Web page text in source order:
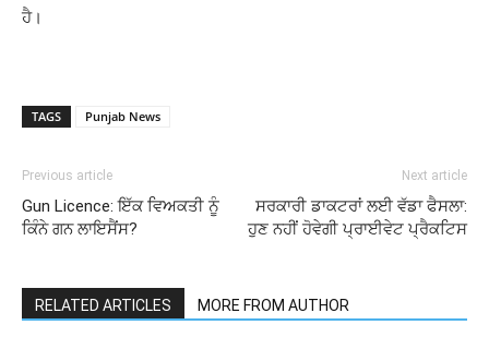
ਹੈ।
TAGS Punjab News
Previous article
Gun Licence: ਇੱਕ ਵਿਅਕਤੀ ਨੂੰ
ਕਿੰਨੇ ਗਨ ਲਾਇਸੈਂਸ?
Next article
ਸਰਕਾਰੀ ਡਾਕਟਰਾਂ ਲਈ ਵੱਡਾ ਫੈਸਲਾ:
ਹੁਣ ਨਹੀਂ ਹੋਵੇਗੀ ਪ੍ਰਾਈਵੇਟ ਪ੍ਰੈਕਟਿਸ
RELATED ARTICLES MORE FROM AUTHOR